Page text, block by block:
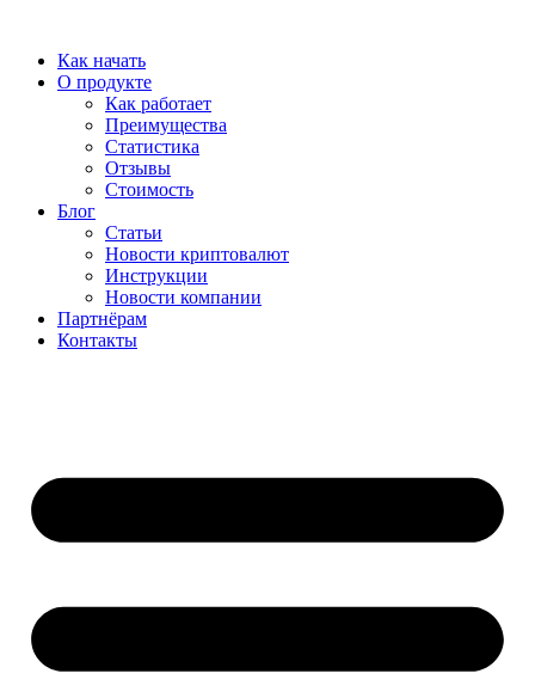
содержимому
Как начать
О продукте
Как работает
Преимущества
Статистика
Отзывы
Стоимость
Блог
Статьи
Новости криптовалют
Инструкции
Новости компании
Партнёрам
Контакты